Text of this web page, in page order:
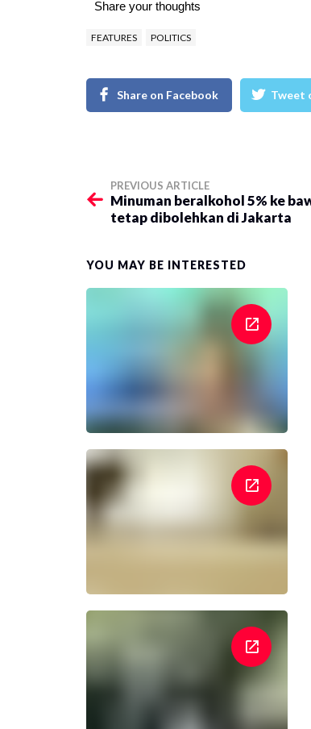
Share your thoughts
FEATURES POLITICS
Share on Facebook Tweet
PREVIOUS ARTICLE
​Minuman beralkohol 5% ke
tetap dibolehkan di Jakarta
YOU MAY BE INTERESTED